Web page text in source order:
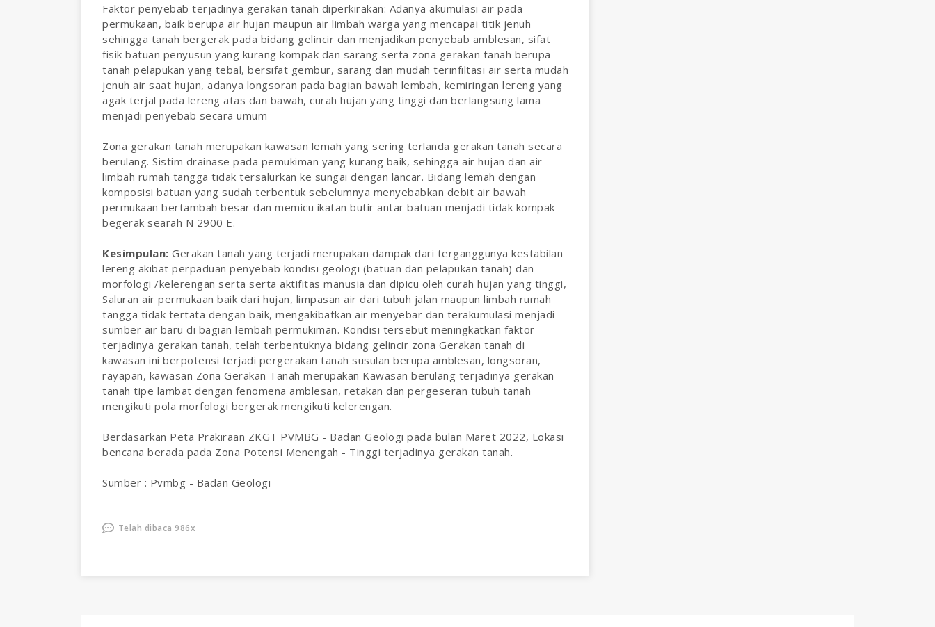
Faktor penyebab terjadinya gerakan tanah diperkirakan: Adanya akumulasi air pada
permukaan, baik berupa air hujan maupun air limbah warga yang mencapai titik jenuh
sehingga tanah bergerak pada bidang gelincir dan menjadikan penyebab amblesan, sifat
fisik batuan penyusun yang kurang kompak dan sarang serta zona gerakan tanah berupa
tanah pelapukan yang tebal, bersifat gembur, sarang dan mudah terinfiltasi air serta mudah
jenuh air saat hujan, adanya longsoran pada bagian bawah lembah, kemiringan lereng yang
agak terjal pada lereng atas dan bawah, curah hujan yang tinggi dan berlangsung lama
menjadi penyebab secara umum
Zona gerakan tanah merupakan kawasan lemah yang sering terlanda gerakan tanah secara
berulang. Sistim drainase pada pemukiman yang kurang baik, sehingga air hujan dan air
limbah rumah tangga tidak tersalurkan ke sungai dengan lancar. Bidang lemah dengan
komposisi batuan yang sudah terbentuk sebelumnya menyebabkan debit air bawah
permukaan bertambah besar dan memicu ikatan butir antar batuan menjadi tidak kompak
begerak searah N 2900 E.
Kesimpulan: Gerakan tanah yang terjadi merupakan dampak dari terganggunya kestabilan
lereng akibat perpaduan penyebab kondisi geologi (batuan dan pelapukan tanah) dan
morfologi /kelerengan serta serta aktifitas manusia dan dipicu oleh curah hujan yang tinggi,
Saluran air permukaan baik dari hujan, limpasan air dari tubuh jalan maupun limbah rumah
tangga tidak tertata dengan baik, mengakibatkan air menyebar dan terakumulasi menjadi
sumber air baru di bagian lembah permukiman. Kondisi tersebut meningkatkan faktor
terjadinya gerakan tanah, telah terbentuknya bidang gelincir zona Gerakan tanah di
kawasan ini berpotensi terjadi pergerakan tanah susulan berupa amblesan, longsoran,
rayapan, kawasan Zona Gerakan Tanah merupakan Kawasan berulang terjadinya gerakan
tanah tipe lambat dengan fenomena amblesan, retakan dan pergeseran tubuh tanah
mengikuti pola morfologi bergerak mengikuti kelerengan.
Berdasarkan Peta Prakiraan ZKGT PVMBG - Badan Geologi pada bulan Maret 2022, Lokasi
bencana berada pada Zona Potensi Menengah - Tinggi terjadinya gerakan tanah.
Sumber : Pvmbg - Badan Geologi
Telah dibaca 986x